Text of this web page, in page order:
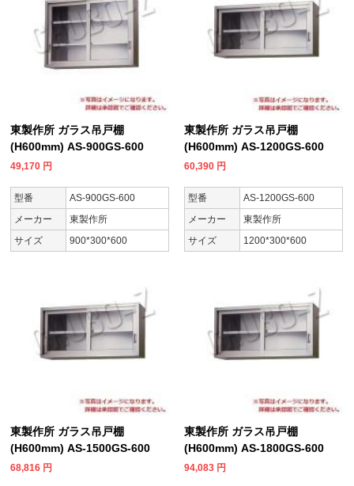
東製作所 ガラス吊戸棚
(H600mm) AS-900GS-600
49,170 円
型番
AS-900GS-600
メーカー
東製作所
サイズ
900*300*600
東製作所 ガラス吊戸棚
(H600mm) AS-1200GS-600
60,390 円
型番
AS-1200GS-600
メーカー
東製作所
サイズ
1200*300*600
東製作所 ガラス吊戸棚
(H600mm) AS-1500GS-600
68,816 円
東製作所 ガラス吊戸棚
(H600mm) AS-1800GS-600
94,083 円